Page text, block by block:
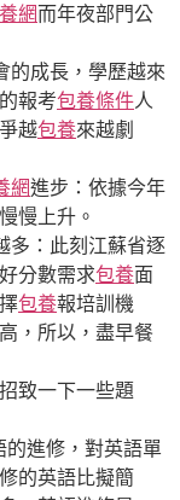
網而年夜部門公
的成長，學歷越來
報考包養條件人
越包養來越劇
網進步：依據今年
慢上升。
多：此刻江蘇省逐
分數需求包養面
包養報培訓機
，所以，盡早餐
致一下一些題
的進修，對英語單
的英語比擬簡